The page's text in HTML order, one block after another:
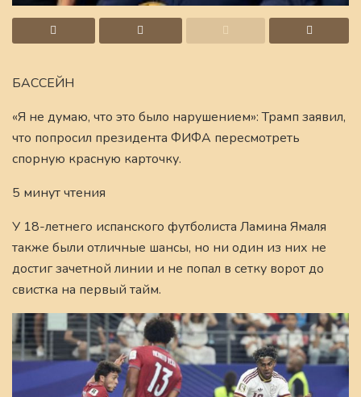
БАССЕЙН
«Я не думаю, что это было нарушением»: Трамп заявил,
что попросил президента ФИФА пересмотреть
спорную красную карточку.
5 минут чтения
У 18-летнего испанского футболиста Ламина Ямаля
также были отличные шансы, но ни один из них не
достиг зачетной линии и не попал в сетку ворот до
свистка на первый тайм.